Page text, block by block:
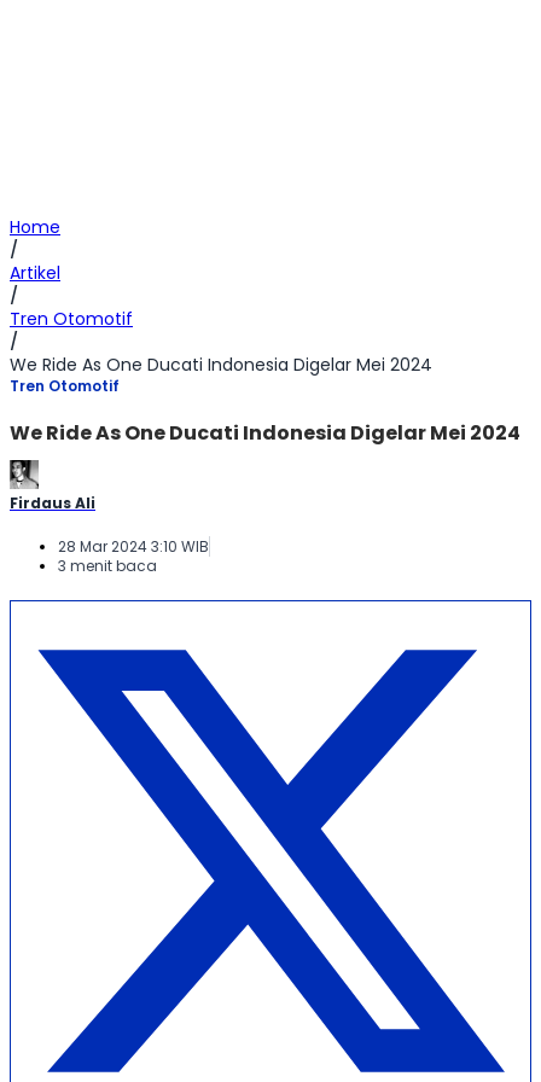
Home
/
Artikel
/
Tren Otomotif
/
We Ride As One Ducati Indonesia Digelar Mei 2024
Tren Otomotif
We Ride As One Ducati Indonesia Digelar Mei 2024
Firdaus Ali
28 Mar 2024 3:10 WIB
3 menit baca